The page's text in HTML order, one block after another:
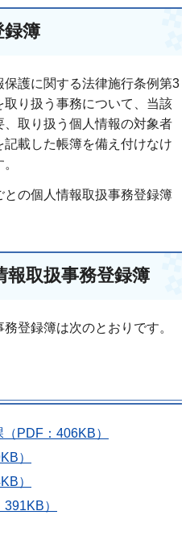
録簿
護に関する法律施行条例第3
り扱う事務について、当該
取り扱う個人情報の対象者
載した帳簿を備え付けなけ
の個人情報取扱事務登録簿
取扱事務登録簿
登録簿は次のとおりです。
PDF：406KB）
）
）
）